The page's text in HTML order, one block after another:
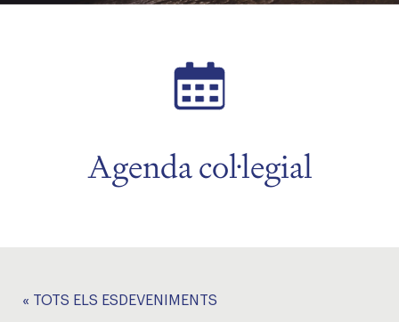
Agenda col·legial
« TOTS ELS ESDEVENIMENTS